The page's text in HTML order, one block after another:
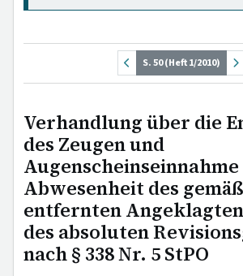
S. 50 (Heft 1/2010)
Verhandlung über die
des Zeugen und
Abwesenheit des gemäß
entfernten
des absoluten
nach § 338 Nr. 5 StPO